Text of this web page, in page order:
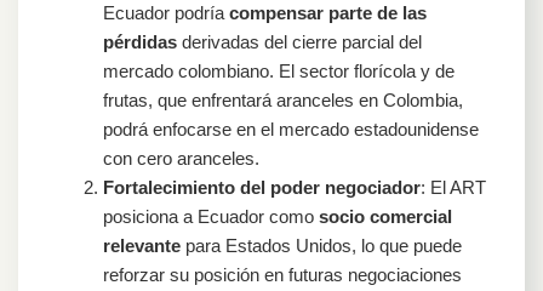
Ecuador podría compensar parte de las
pérdidas derivadas del cierre parcial del
mercado colombiano. El sector florícola y de
frutas, que enfrentará aranceles en Colombia,
podrá enfocarse en el mercado estadounidense
con cero aranceles.
Fortalecimiento del poder negociador: El ART
posiciona a Ecuador como socio comercial
relevante para Estados Unidos, lo que puede
reforzar su posición en futuras negociaciones